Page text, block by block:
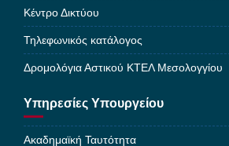
Κέντρο Δικτύου
Τηλεφωνικός κατάλογος
Δρομολόγια Αστικού ΚΤΕΛ Μεσολογγίου
Υπηρεσίες Υπουργείου
Ακαδημαϊκή Ταυτότητα